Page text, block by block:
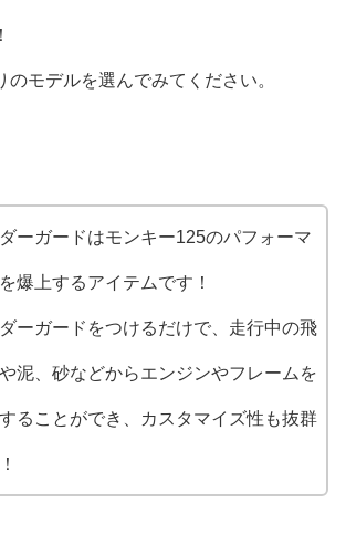
のモデルを選んでみてください。
ーガードはモンキー125のパフォーマ
爆上するアイテムです！
ーガードをつけるだけで、走行中の飛
泥、砂などからエンジンやフレームを
ることができ、カスタマイズ性も抜群